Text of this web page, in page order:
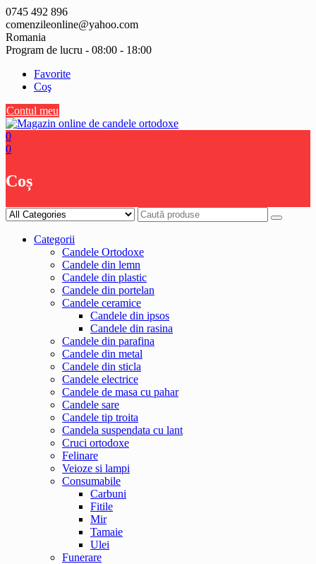
Skip
to
content
0745 492 896
comenzileonline@yahoo.com
Romania
Program de lucru - 08:00 - 18:00
Favorite
Coş
Contul meu
0
0
Coș
Categorii
Candele Ortodoxe
Candele din lemn
Candele din plastic
Candele din portelan
Candele ceramice
Candele din ipsos
Candele din rasina
Candele din parafina
Candele din metal
Candele din sticla
Candele electrice
Candele de masa cu pahar
Candele sare
Candele tip troita
Candela suspendata cu lant
Cruci ortodoxe
Felinare
Veioze si lampi
Consumabile
Carbuni
Fitile
Mir
Tamaie
Ulei
Funerare